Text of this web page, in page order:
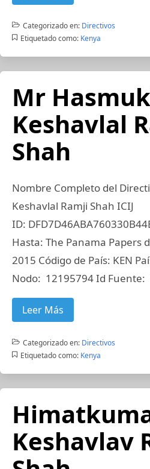
Categorizado en: Directivos
Etiquetado como: Kenya
Mr
Keshavlal
Shah
Nombre Completo del
Keshavlal Ramji Shah ICIJ
ID:
Hasta: The Panama Papers
2015 Código de País: KEN
Nodo: 12195794 Id Fuente:
Leer Más
Categorizado en: Directivos
Etiquetado como: Kenya
Keshavlav